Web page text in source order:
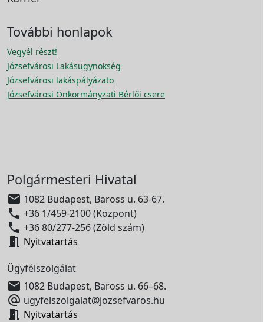
További honlapok
Vegyél részt!
Józsefvárosi Lakásügynökség
Józsefvárosi lakáspályázato
Józsefvárosi Önkormányzati Bérlői csere
Polgármesteri Hivatal
 1082 Budapest, Baross u. 63-67.
 +36 1/459-2100 (Központ)
 +36 80/277-256 (Zöld szám)
 Nyitvatartás
Ügyfélszolgálat
 1082 Budapest, Baross u. 66–68.
 ugyfelszolgalat@jozsefvaros.hu
 Nyitvatartás